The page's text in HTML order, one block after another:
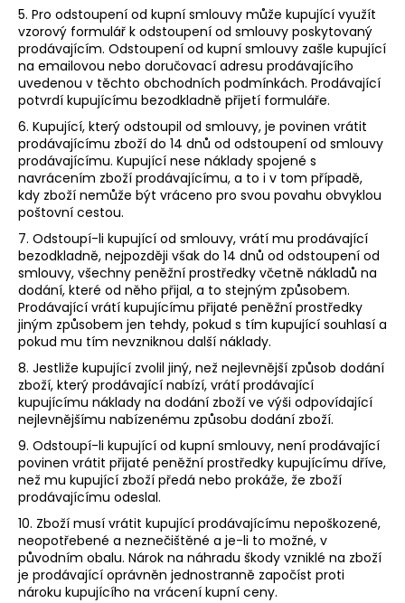
5. Pro odstoupení od kupní smlouvy může kupující využít
vzorový formulář k odstoupení od smlouvy poskytovaný
prodávajícím. Odstoupení od kupní smlouvy zašle kupující
na emailovou nebo doručovací adresu prodávajícího
uvedenou v těchto obchodních podmínkách. Prodávající
potvrdí kupujícímu bezodkladně přijetí formuláře.
6. Kupující, který odstoupil od smlouvy, je povinen vrátit
prodávajícímu zboží do 14 dnů od odstoupení od smlouvy
prodávajícímu. Kupující nese náklady spojené s
navrácením zboží prodávajícímu, a to i v tom případě,
kdy zboží nemůže být vráceno pro svou povahu obvyklou
poštovní cestou.
7. Odstoupí-li kupující od smlouvy, vrátí mu prodávající
bezodkladně, nejpozději však do 14 dnů od odstoupení od
smlouvy, všechny peněžní prostředky včetně nákladů na
dodání, které od něho přijal, a to stejným způsobem.
Prodávající vrátí kupujícímu přijaté peněžní prostředky
jiným způsobem jen tehdy, pokud s tím kupující souhlasí a
pokud mu tím nevzniknou další náklady.
8. Jestliže kupující zvolil jiný, než nejlevnější způsob dodání
zboží, který prodávající nabízí, vrátí prodávající
kupujícímu náklady na dodání zboží ve výši odpovídající
nejlevnějšímu nabízenému způsobu dodání zboží.
9. Odstoupí-li kupující od kupní smlouvy, není prodávající
povinen vrátit přijaté peněžní prostředky kupujícímu dříve,
než mu kupující zboží předá nebo prokáže, že zboží
prodávajícímu odeslal.
10. Zboží musí vrátit kupující prodávajícímu nepoškozené,
neopotřebené a neznečištěné a je-li to možné, v
původním obalu. Nárok na náhradu škody vzniklé na zboží
je prodávající oprávněn jednostranně započíst proti
nároku kupujícího na vrácení kupní ceny.